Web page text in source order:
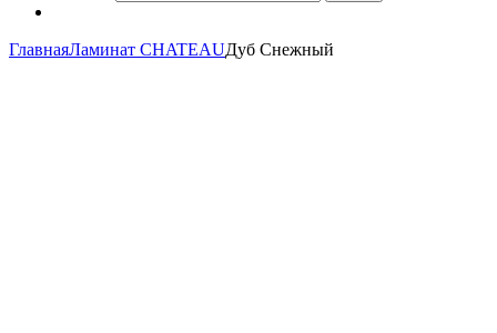
ГлавнаяЛаминат CHATEAUДуб Снежный